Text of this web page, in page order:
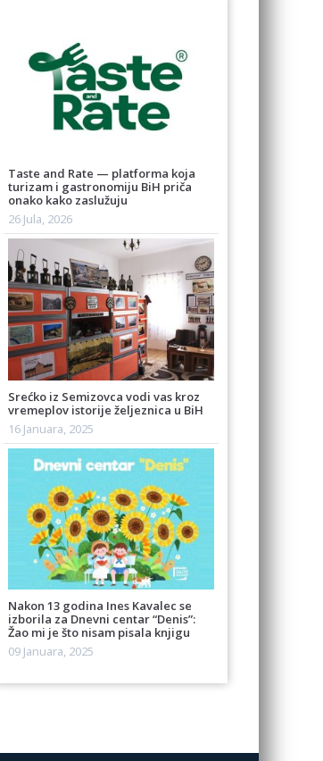
Taste and Rate — platforma koja
turizam i gastronomiju BiH priča
onako kako zaslužuju
26 Jula, 2026
Srećko iz Semizovca vodi vas kroz
vremeplov istorije željeznica u BiH
16 Januara, 2025
Nakon 13 godina Ines Kavalec se
izborila za Dnevni centar “Denis”:
Žao mi je što nisam pisala knjigu
09 Januara, 2025